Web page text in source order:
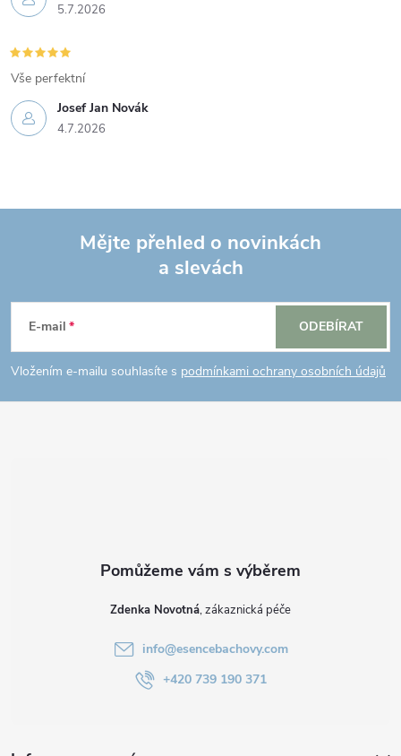
5.7.2026
Josef Jan Novák
4.7.2026
Vše perfektní
p
a
Mějte přehled o novinkách
a slevách
E-mail
Vložením e-mailu souhlasíte s podmínkami ochrany osobních údajů
ODEBÍRAT
Zdenka Novotná
info@esencebachovy.com
+420 739 190 371